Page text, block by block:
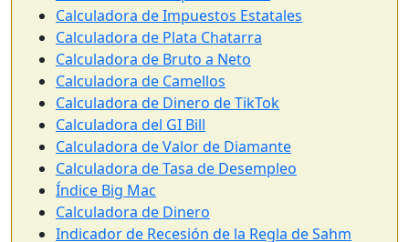
Calculadora de Impuestos Estatales
Calculadora de Plata Chatarra
Calculadora de Bruto a Neto
Calculadora de Camellos
Calculadora de Dinero de TikTok
Calculadora del GI Bill
Calculadora de Valor de Diamante
Calculadora de Tasa de Desempleo
Índice Big Mac
Calculadora de Dinero
Indicador de Recesión de la Regla de Sahm